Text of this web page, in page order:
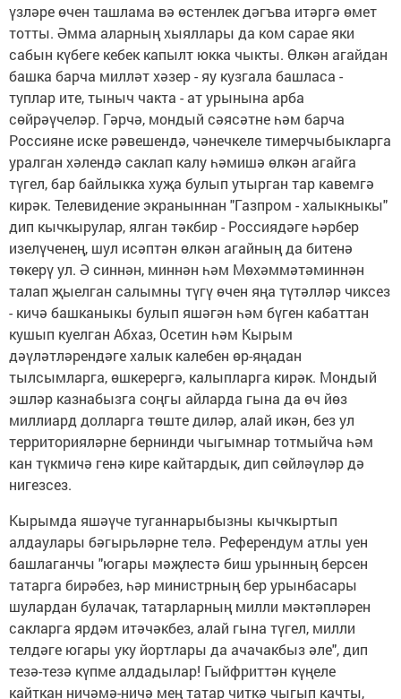
үзләре өчен ташлама вә өстенлек дәгъва итәргә өмет
тотты. Әмма аларның хыяллары да ком сарае яки
сабын күбеге кебек капылт юкка чыкты. Өлкән агайдан
башка барча милләт хәзер - яу кузгала башласа -
туплар ите, тыныч чакта - ат урынына арба
сөйрәүчеләр. Гәрчә, мондый сәясәтне һәм барча
Россияне иске рәвешендә, чәнечкеле тимерчыбыкларга
уралган хәлендә саклап калу һәмишә өлкән агайга
түгел, бар байлыкка хуҗа булып утырган тар кавемгә
кирәк. Телевидение экраныннан "Газпром - халыкныкы"
дип кычкырулар, ялган тәкбир - Россиядәге һәрбер
изелүченең, шул исәптән өлкән агайның да битенә
төкерү ул. Ә синнән, миннән һәм Мөхәммәтәминнән
талап җыелган салымны түгү өчен яңа түтәлләр чиксез
- кичә башканыкы булып яшәгән һәм бүген кабаттан
кушып куелган Абхаз, Осетин һәм Кырым
дәүләтләрендәге халык калебен өр-яңадан
тылсымларга, өшкерергә, калыпларга кирәк. Мондый
эшләр казнабызга соңгы айларда гына да өч йөз
миллиард долларга төште диләр, алай икән, без ул
территорияләрне бернинди чыгымнар тотмыйча һәм
кан түкмичә генә кире кайтардык, дип сөйләүләр дә
нигезсез.
Кырымда яшәүче туганнарыбызны кычкыртып
алдаулары бәгырьләрне телә. Референдум атлы уен
башлаганчы "югары мәҗлестә биш урынның берсен
татарга бирәбез, һәр министрның бер урынбасары
шулардан булачак, татарларның милли мәктәпләрен
сакларга ярдәм итәчәкбез, алай гына түгел, милли
телдәге югары уку йортлары да ачачакбыз әле", дип
тезә-тезә күпме алдадылар! Гыйфриттән күңеле
кайткан ничәмә-ничә мең татар читкә чыгып качты,